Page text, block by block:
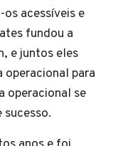
acessíveis e
fundou a
e juntos eles
para
operacional se
sucesso.